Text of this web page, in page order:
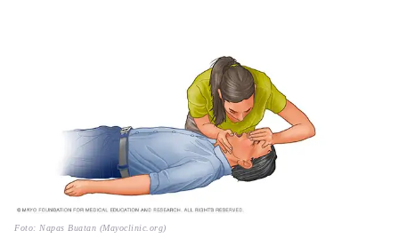
Foto: Napas Buatan (Mayoclinic.org)